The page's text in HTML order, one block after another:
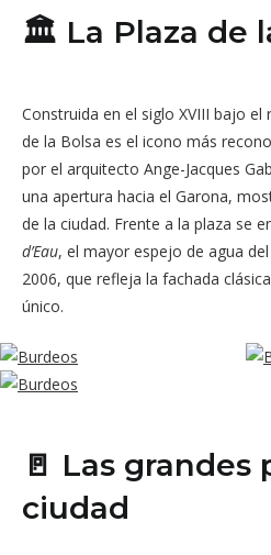
🏛️ La Plaza de
Construida en el siglo XVIII bajo el
de la Bolsa es el icono más
por el arquitecto Ange-Jacques
una apertura hacia el Garona,
de la ciudad. Frente a la plaza se
d’Eau, el mayor espejo de agua
2006, que refleja la fachada
único.
🚪 Las grandes
ciudad